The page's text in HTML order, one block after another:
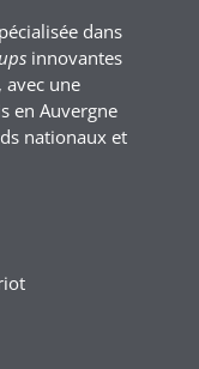
dans
innovantes
une
en Auvergne
nationaux et